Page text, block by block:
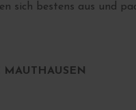
sich bestens aus und
MAUTHAUSEN